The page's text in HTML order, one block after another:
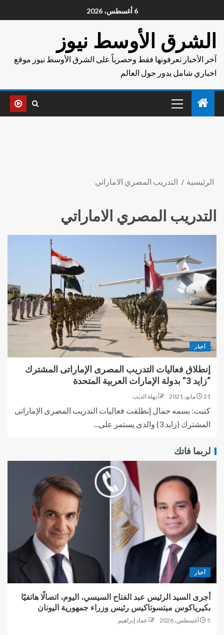
6 أغسطس، 2026
الشرق الأوسط نيوز
آخر الأخبار تعرفونها فقط وحصرياً على الشرق الأوسط نيوز موقع
اخباري شامل يدور حول العالم
الرئيسية التدريب المصري الاماراتي
التدريب المصري الاماراتي
أخبار
إنطلاق فعاليات التدريب المصرى الإماراتى المشترك
“زايد 3” بدولة الإمارات العربية المتحدة
21 مايو، 2021 نهلة الديب
كتبت: بسمه جمال إنطلقت فعاليات التدريب المصرى الإماراتى
المشترك (زايد 3) والذى يستمر على...
لربما فاتك
أخبار
أجرى السيد الرئيس عبد الفتاح السيسي، اليوم، اتصالًا هاتفيًا
بكيرياكوس ميتسوتاكيس رئيس وزراء جمهورية اليونان
5 أغسطس، 2026 عماد إبراهيم